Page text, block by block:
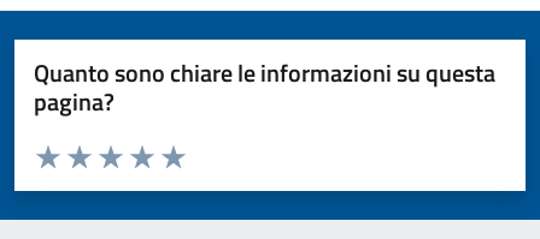
Quanto sono chiare le informazioni su questa
pagina?
Valuta da 1 a 5 stelle la pagina
Valuta 5 stelle su 5
Valuta 4 stelle su 5
Valuta 3 stelle su 5
Valuta 2 stelle su 5
Valuta 1 stelle su 5